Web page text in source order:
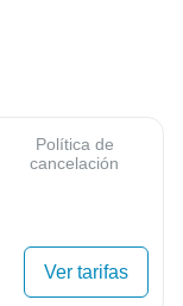
Política de
cancelación
Ver tarifas